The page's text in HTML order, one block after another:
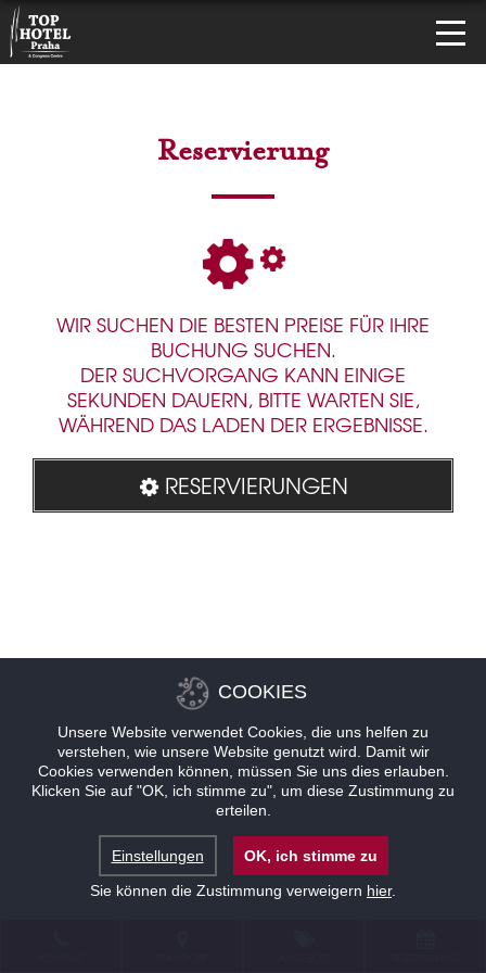
Reservierung
WIR SUCHEN DIE BESTEN PREISE FÜR IHRE
BUCHUNG SUCHEN.
DER SUCHVORGANG KANN EINIGE
SEKUNDEN DAUERN, BITTE WARTEN SIE,
WÄHREND DAS LADEN DER ERGEBNISSE.
RESERVIERUNGEN
COOKIES
Unsere Website verwendet Cookies, die uns helfen zu
verstehen, wie unsere Website genutzt wird. Damit wir
Cookies verwenden können, müssen Sie uns dies erlauben.
Klicken Sie auf "OK, ich stimme zu", um diese Zustimmung zu
erteilen.
Einstellungen
OK, ich stimme zu
Sie können die Zustimmung verweigern hier.